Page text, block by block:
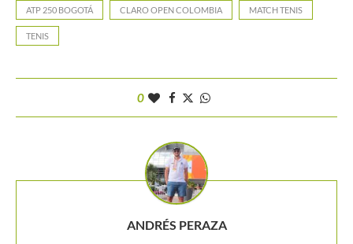
ATP 250 BOGOTÁ CLARO OPEN COLOMBIA MATCH TENIS
TENIS
0
ANDRÉS PERAZA